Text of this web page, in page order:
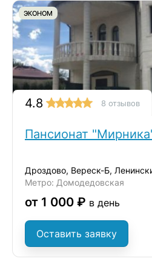
ЭКОНОМ
4.8 8 отзывов
Пансионат
Метро: Домодедовская
от 1 000 ₽ в день
Оставить заявку